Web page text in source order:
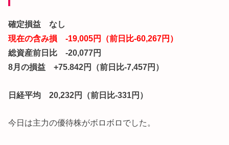
確定損益 なし
現在の含み損 -19,005円（前日比-60,267円）
総資産前日比 -20,077円
8月の損益 +75.842円（前日比-7,457円）
日経平均 20,232円（前日比-331円）
今日は主力の優待株がボロボロでした。